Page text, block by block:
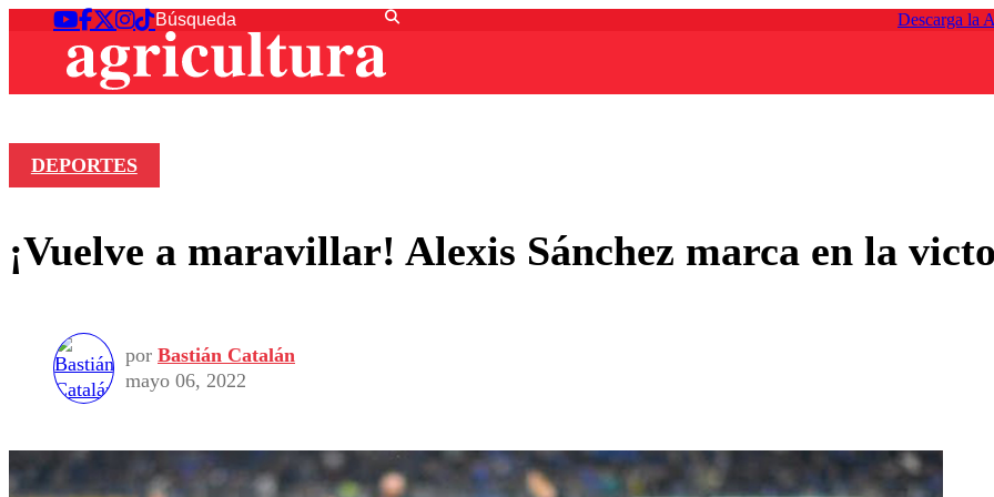
Descarga la
DEPORTES
¡Vuelve a maravillar! Alexis Sánchez marca en la
por Bastián Catalán
mayo 06, 2022